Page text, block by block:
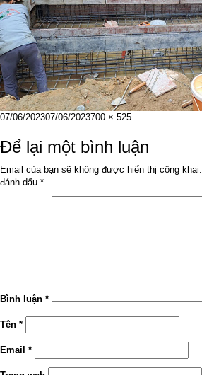
Đăng
ngày
07/06/202307/06/2023Kích
đầy
đủ
700 × 525
Để lại một bình luận
Email của bạn sẽ không được hiển thị công khai.
đánh dấu *
Bình luận *
Tên *
Email *